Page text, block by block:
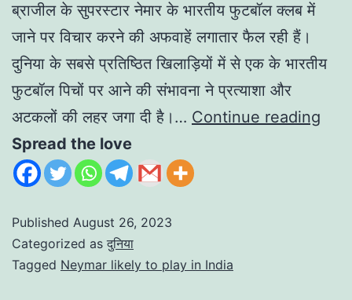
ब्राजील के सुपरस्टार नेमार के भारतीय फुटबॉल क्लब में
जाने पर विचार करने की अफवाहें लगातार फैल रही हैं।
दुनिया के सबसे प्रतिष्ठित खिलाड़ियों में से एक के भारतीय
फुटबॉल पिचों पर आने की संभावना ने प्रत्याशा और
अटकलों की लहर जगा दी है।… Continue reading
Spread the love
Published August 26, 2023
Categorized as दुनिया
Tagged Neymar likely to play in India